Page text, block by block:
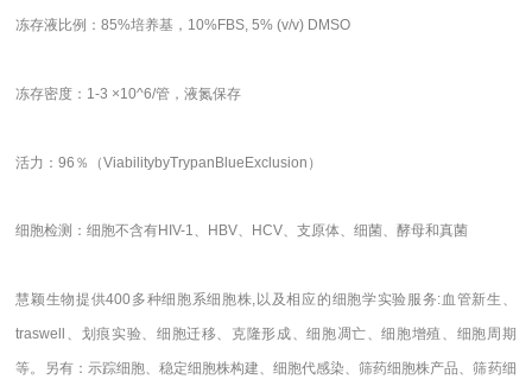
冻存液比例：85%培养基，10%FBS, 5% (v/v) DMSO
冻存密度：1-3 ×10^6/管，液氮保存
活力：96％（ViabilitybyTrypanBlueExclusion）
细胞检测：细胞不含有HIV-1、HBV、HCV、支原体、细菌、酵母和真菌
慧颖生物提供400多种细胞系细胞株,以及相应的细胞学实验服务:血管新生、
traswell、划痕实验、细胞迁移、克隆形成、细胞凋亡、细胞增殖、细胞周期
等。另有：示踪细胞、稳定细胞株构建、细胞代感染、筛药细胞株产品、筛药细